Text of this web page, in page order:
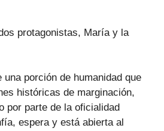
protagonistas, María y la
una porción de humanidad que
históricas de marginación,
por parte de la oficialidad
espera y está abierta al